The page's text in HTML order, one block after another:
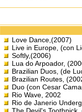
Love Dance,(2007)
Live in Europe, (con
Softly,(2006)
Lua do Arpoador,
Brazilian Duos, (de
Brazilian Routes,
Duo (con Cesar
Rio Wave, 2002
Rio de Janerio
The Devil's